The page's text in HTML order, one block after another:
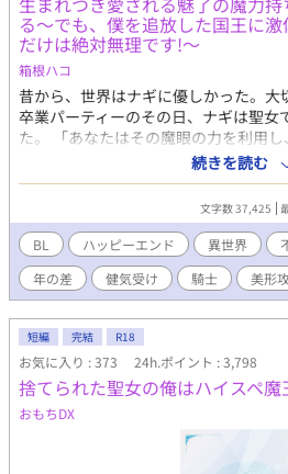
る〜でも、僕を追放した国王に
だけは絶対無理です!〜
箱根ハコ
昔から、世界はナギに優しかった。大
卒業パーティーのその日、ナギは聖女
た。 「あなたはその魔眼の力を利用
げ自分に好意が向くように仕向けてい
んですか!?」 当然、ナギはそんな事
されたナギは、うっかりダンジョン
年の間、時を止められていた。 ２０
が、最終的にユカリの側に立ちナギを
ドにそっくりな顔を持つ王弟ルイスに
更にナギは「そもそもの魔力値が高い
らに倍増する」と研究結果が出された
した国中の美男美女が王城に集められ
宣言した。 「ナギを落としたものに、
を信じていいかわからない。 そんな
ていたルイスだったが……。 無口系責
（23）×純粋培養天然巨大魔力持ち（
ッピーエンド保証。 毎日更新です。
続きを読む
文字数 37,425
BL ハッピーエンド 異世界
年の差
健気受け 騎士 美形
短編 完結 R18
お気に入り : 373 24h.ポイント : 3,798
捨てられた聖女の俺はハイスペ魔
おもちDX